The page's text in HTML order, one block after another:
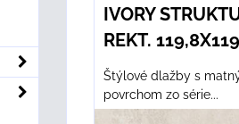
IVORY
REKT.
Štýlové dlažby s
povrchom zo série...